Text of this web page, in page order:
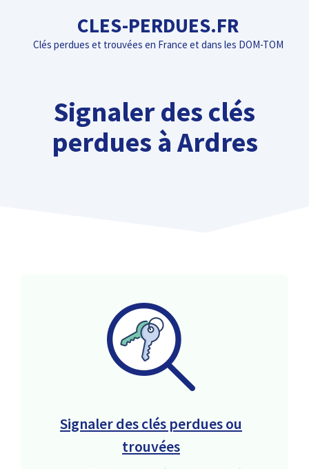
contenu
CLES-PERDUES.FR
Clés perdues et trouvées en France et dans les DOM-TOM
Signaler des clés
perdues à Ardres
Signaler des clés perdues ou
trouvées